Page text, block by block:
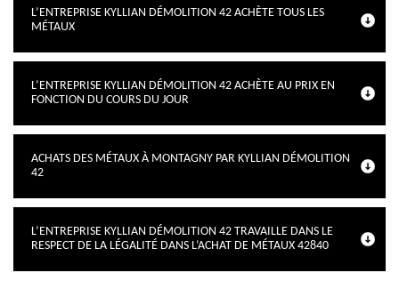
L’ENTREPRISE KYLLIAN DÉMOLITION 42 ACHÈTE TOUS LES
MÉTAUX
L’ENTREPRISE KYLLIAN DÉMOLITION 42 ACHÈTE AU PRIX EN
FONCTION DU COURS DU JOUR
ACHATS DES MÉTAUX À MONTAGNY PAR KYLLIAN DÉMOLITION
42
L’ENTREPRISE KYLLIAN DÉMOLITION 42 TRAVAILLE DANS LE
RESPECT DE LA LÉGALITÉ DANS L’ACHAT DE MÉTAUX 42840